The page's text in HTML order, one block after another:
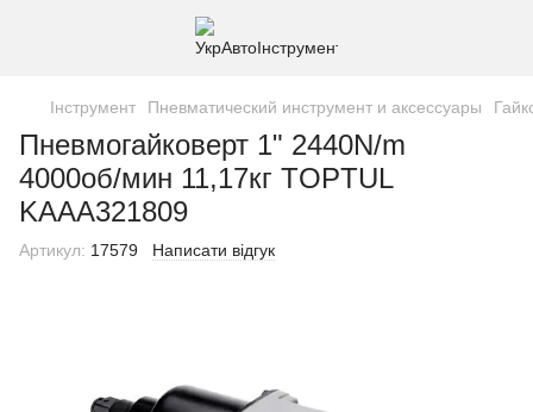
Інструмент Пневматический инструмент и аксессуары
Пневмогайковерт 1" 2440N/m
4000об/мин 11,17кг TOPTUL
KAAA321809
Артикул: 17579 Написати відгук